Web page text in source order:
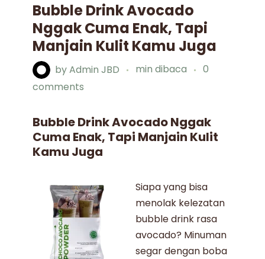
Bubble Drink Avocado
Nggak Cuma Enak, Tapi
Manjain Kulit Kamu Juga
byAdmin JBD min dibaca
0
comments
Bubble Drink Avocado Nggak
Cuma Enak, Tapi Manjain Kulit
Kamu Juga
Siapa yang bisa
menolak kelezatan
bubble drink rasa
avocado? Minuman
segar dengan boba